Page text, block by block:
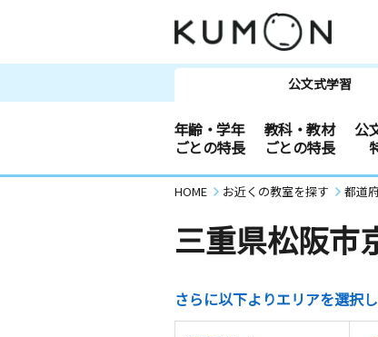
公文式学習
年齢・学年
ごとの特長
教科・教材
ごとの特長
公
HOME お近くの教室を探す 都道
三重県松阪市
さらに以下よりエリアを選択